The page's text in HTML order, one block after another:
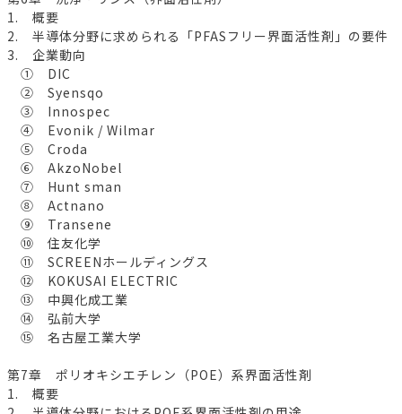
1. 概要
2. 半導体分野に求められる「PFASフリー界面活性剤」の要件
3. 企業動向
① DIC
② Syensqo
③ Innospec
④ Evonik / Wilmar
⑤ Croda
⑥ AkzoNobel
⑦ Hunt sman
⑧ Actnano
⑨ Transene
⑩ 住友化学
⑪ SCREENホールディングス
⑫ KOKUSAI ELECTRIC
⑬ 中興化成工業
⑭ 弘前大学
⑮ 名古屋工業大学
第7章 ポリオキシエチレン（POE）系界面活性剤
1. 概要